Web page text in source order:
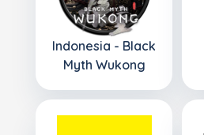
Indonesia - Black
Myth Wukong